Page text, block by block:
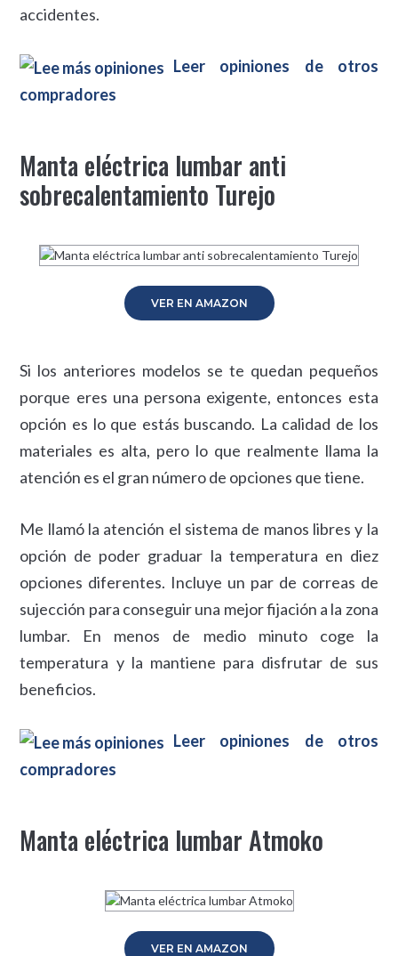
accidentes.
Leer opiniones de otros
compradores
Manta eléctrica lumbar anti
sobrecalentamiento Turejo
VER EN AMAZON
Si los anteriores modelos se te quedan pequeños
porque eres una persona exigente, entonces esta
opción es lo que estás buscando. La calidad de los
materiales es alta, pero lo que realmente llama la
atención es el gran número de opciones que tiene.
Me llamó la atención el sistema de manos libres y la
opción de poder graduar la temperatura en diez
opciones diferentes. Incluye un par de correas de
sujección para conseguir una mejor fijación a la zona
lumbar. En menos de medio minuto coge la
temperatura y la mantiene para disfrutar de sus
beneficios.
Leer opiniones de otros
compradores
Manta eléctrica lumbar Atmoko
VER EN AMAZON